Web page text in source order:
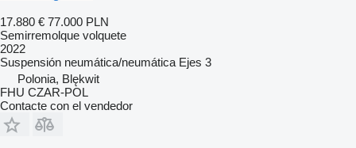
17.880 € 77.000 PLN
Semirremolque volquete
2022
Suspensión neumática/neumática Ejes 3
Polonia, Blękwit
FHU CZAR-POL
Contacte con el vendedor